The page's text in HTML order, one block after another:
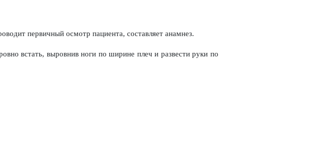
первичный осмотр пациента, составляет анамнез.
встать, выровнив ноги по ширине плеч и развести руки по